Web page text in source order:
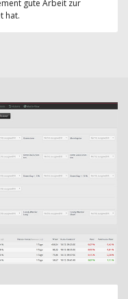
gute Arbeit zur
hat.